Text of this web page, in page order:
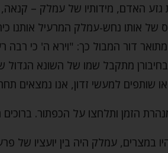
גזע האדם, מידותיו של עמלק –
של אותו נחש-עמלק המרעיל אותנו
דור המבול כך: "וירא ה' כי
מתקבל שמו של השונא
שותפים למעשי זדון, אנו נמצאים
הזמן ותלחצו על הכפתור.
במצרים, עמלק היה בין יועציו